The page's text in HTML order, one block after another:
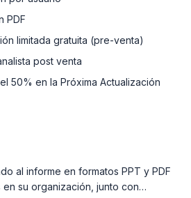
PDF
limitada gratuita (pre-venta)
post venta
50% en la Próxima Actualización
al informe en formatos PPT y PDF
en su organización, junto con